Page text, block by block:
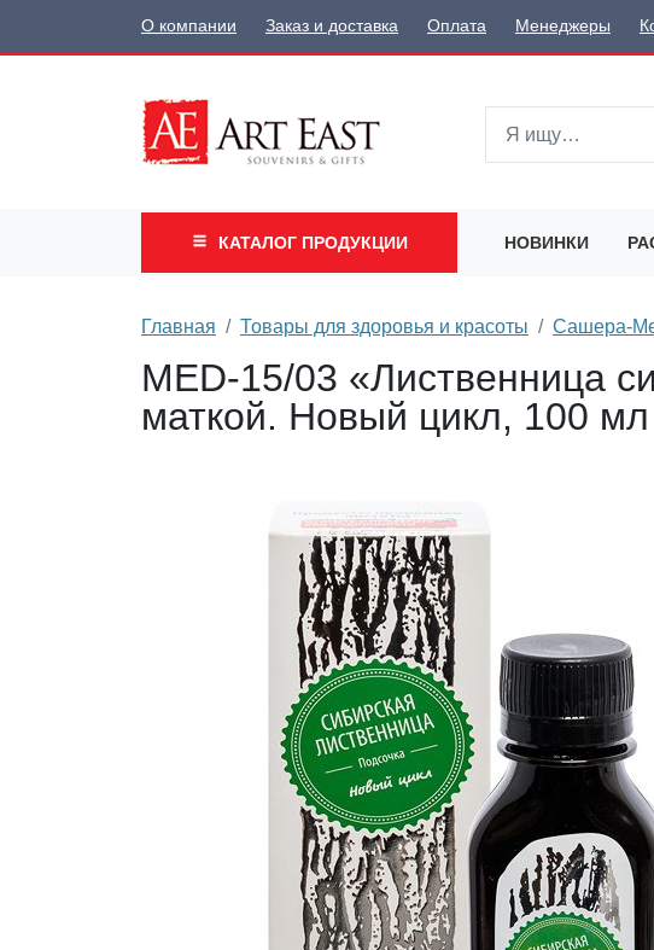
О компании Заказ и доставка Оплата Менеджеры
КАТАЛОГ ПРОДУКЦИИ НОВИНКИ
Главная Товары для здоровья и красоты Сашера-
MED-15/03 «Лиственница
маткой. Новый цикл, 100 мл